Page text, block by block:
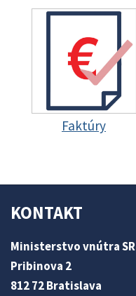
Faktúry
KONTAKT
Ministerstvo vnútra SR
Pribinova 2
812 72 Bratislava